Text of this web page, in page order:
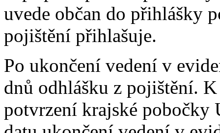
uvede občan do přihlášky
pojištění přihlašuje.
Po ukončení vedení v
dnů odhlášku z pojištění.
potvrzení krajské pobočky